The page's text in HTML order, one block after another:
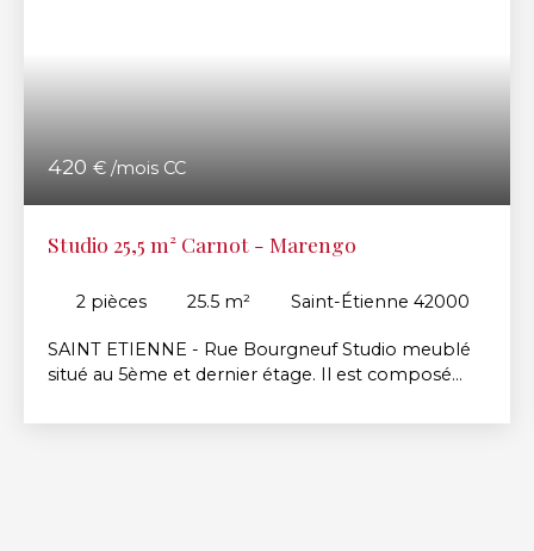
420 € /mois CC
Studio 25,5 m² Carnot - Marengo
2 pièces 25.5 m² Saint-Étienne 42000
SAINT ETIENNE - Rue Bourgneuf Studio meublé
situé au 5ème et dernier étage. Il est composé
salle de douche refaite à neuf, un toilette,